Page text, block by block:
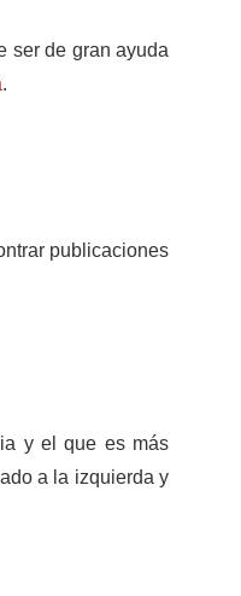
ser de gran ayuda
.
publicaciones
y el que es más
a la izquierda y